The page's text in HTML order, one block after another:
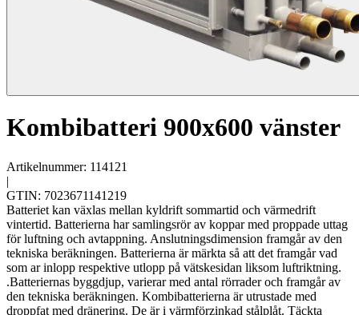
Kombibatteri 900x600 vänster
Artikelnummer: 114121
|
GTIN: 7023671141219
Batteriet kan växlas mellan kyldrift sommartid och värmedrift
vintertid. Batterierna har samlingsrör av koppar med proppade uttag
för luftning och avtappning. Anslutningsdimension framgår av den
tekniska beräkningen. Batterierna är märkta så att det framgår vad
som ar inlopp respektive utlopp på vätskesidan liksom luftriktning.
.Batteriernas byggdjup, varierar med antal rörrader och framgår av
den tekniska beräkningen. Kombibatterierna är utrustade med
droppfat med dränering. De är i värmförzinkad stålplåt. Täckta